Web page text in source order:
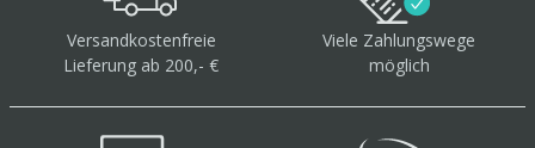
Versandkostenfreie
Lieferung ab 200,- €
Viele Zahlungswege
möglich